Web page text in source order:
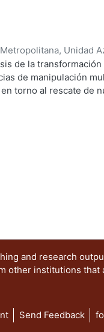
especialistas
e iluminación,
a menudo
este medio impone:
otro tema
posibilidades
Unidad
de
de la
de manipulación
torno al rescate de
and research
other institutions
Send Feedback